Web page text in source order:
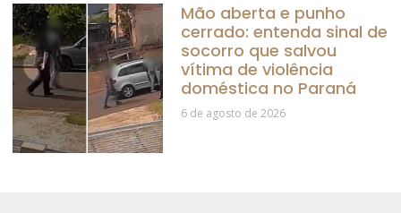
Mão aberta e punho
cerrado: entenda sinal de
socorro que salvou
vítima de violência
doméstica no Paraná
6 de agosto de 2026